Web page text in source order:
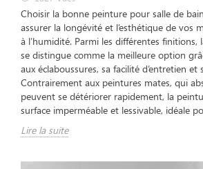
Choisir la bonne peinture pour salle de
assurer la longévité et l’esthétique de vos
à l’humidité. Parmi les différentes finitions,
se distingue comme la meilleure option
aux éclaboussures, sa facilité d’entretien
Contrairement aux peintures mates, qui
peuvent se détériorer rapidement, la
surface imperméable et lessivable, idéale
Lire la suite